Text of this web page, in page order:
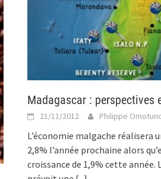
Madagascar : perspectives
21/11/2012 Philippe
L’économie malgache réalisera
2,8% l’année prochaine alors
croissance de 1,9% cette année.